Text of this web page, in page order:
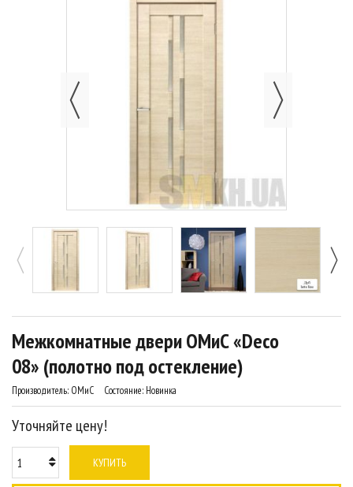
Межкомнатные двери ОМиС «Deco
08» (полотно под остекление)
Производитель: ОМиС Состояние: Новинка
Уточняйте цену!
КУПИТЬ